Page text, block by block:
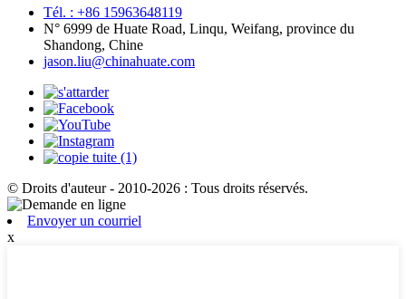
Tél. : +86 15963648119
N° 6999 de Huate Road, Linqu, Weifang, province du
Shandong, Chine
jason.liu@chinahuate.com
© Droits d'auteur - 2010-2026 : Tous droits réservés.
Envoyer un courriel
x